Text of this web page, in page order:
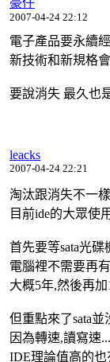
2007-04-24 22:12
電子產品要永續
新技術和新規格
要說消失 最久也
leacks
2007-04-24 22:21
淘汰跟消失不一
目前ide的大眾使
首先要等sata光碟
電腦裡不需要再
大概5年,然後再
但重點來了sata並
因為轉速,讀寫速
IDE理論值高的也